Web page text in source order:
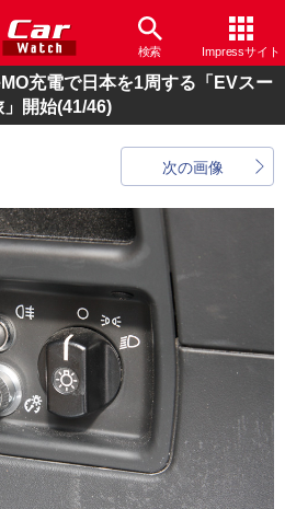
検索 Impressサイト
充電で日本を1周する「EVスー
」開始(41/46)
次の画像